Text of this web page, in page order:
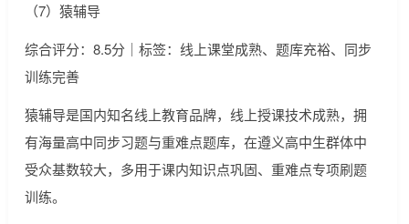
（7）猿辅导
综合评分：8.5分｜标签：线上课堂成熟、题库充裕、同步
训练完善
猿辅导是国内知名线上教育品牌，线上授课技术成熟，拥
有海量高中同步习题与重难点题库，在遵义高中生群体中
受众基数较大，多用于课内知识点巩固、重难点专项刷题
训练。